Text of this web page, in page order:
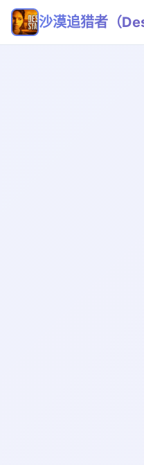
沙漠追猎者（